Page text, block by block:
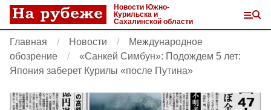
Новости Южно-
Курильска и
Сахалинской области
Главная Новости
Международное
обозрение
«Санкей Симбун»: Подождем 5 лет:
Япония заберет Курилы «после Путина»